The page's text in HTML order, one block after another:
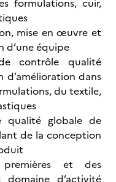
formulations, cuir,
mise en œuvre et
d’une équipe
contrôle qualité
dans
du textile,
qualité globale de
de la conception
et des
d’activité